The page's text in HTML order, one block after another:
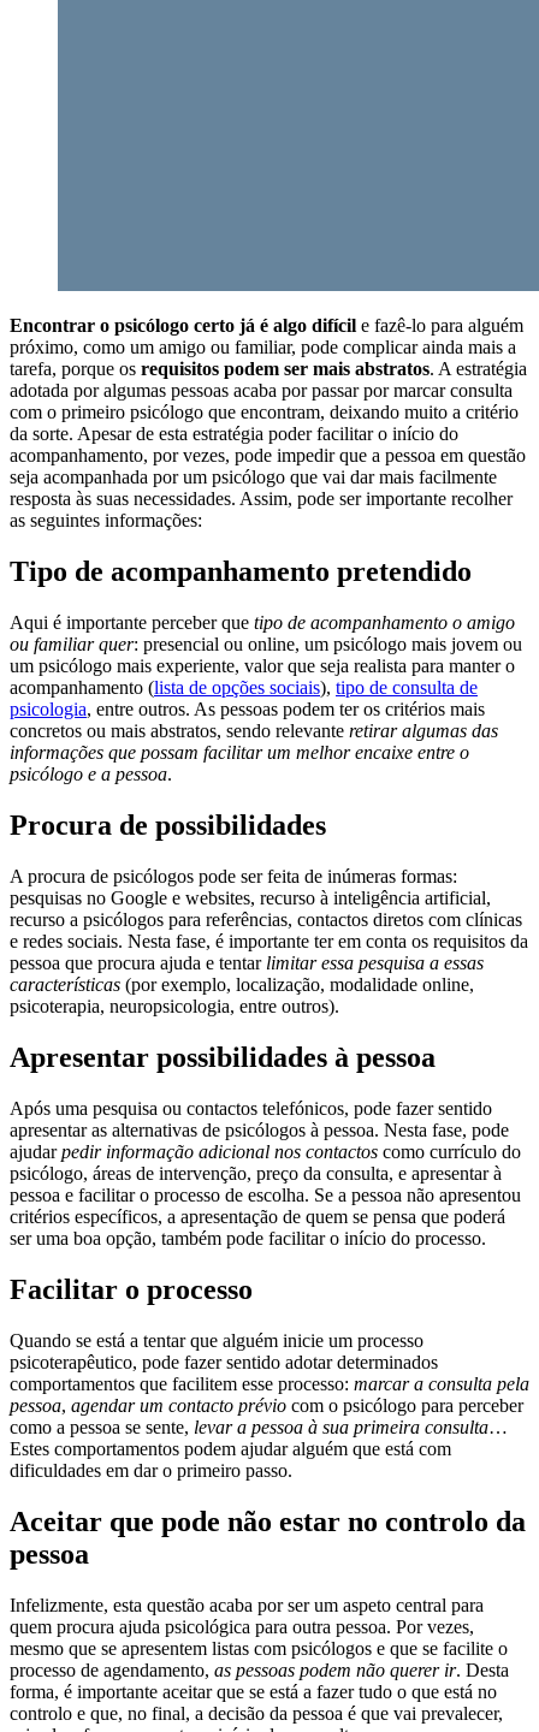
Encontrar o psicólogo certo já é algo difícil e fazê-lo para alguém
próximo, como um amigo ou familiar, pode complicar ainda mais a
tarefa, porque os requisitos podem ser mais abstratos. A estratégia
adotada por algumas pessoas acaba por passar por marcar consulta
com o primeiro psicólogo que encontram, deixando muito a critério
da sorte. Apesar de esta estratégia poder facilitar o início do
acompanhamento, por vezes, pode impedir que a pessoa em questão
seja acompanhada por um psicólogo que vai dar mais facilmente
resposta às suas necessidades. Assim, pode ser importante recolher
as seguintes informações:
Tipo de acompanhamento pretendido
Aqui é importante perceber que tipo de acompanhamento o amigo
ou familiar quer: presencial ou online, um psicólogo mais jovem ou
um psicólogo mais experiente, valor que seja realista para manter o
acompanhamento (lista de opções sociais), tipo de consulta de
psicologia, entre outros. As pessoas podem ter os critérios mais
concretos ou mais abstratos, sendo relevante retirar algumas das
informações que possam facilitar um melhor encaixe entre o
psicólogo e a pessoa.
Procura de possibilidades
A procura de psicólogos pode ser feita de inúmeras formas:
pesquisas no Google e websites, recurso à inteligência artificial,
recurso a psicólogos para referências, contactos diretos com clínicas
e redes sociais. Nesta fase, é importante ter em conta os requisitos da
pessoa que procura ajuda e tentar limitar essa pesquisa a essas
características (por exemplo, localização, modalidade online,
psicoterapia, neuropsicologia, entre outros).
Apresentar possibilidades à pessoa
Após uma pesquisa ou contactos telefónicos, pode fazer sentido
apresentar as alternativas de psicólogos à pessoa. Nesta fase, pode
ajudarpedir informação adicional nos contactos como currículo do
psicólogo, áreas de intervenção, preço da consulta, e apresentar à
pessoa e facilitar o processo de escolha. Se a pessoa não apresentou
critérios específicos, a apresentação de quem se pensa que poderá
ser uma boa opção, também pode facilitar o início do processo.
Facilitar o processo
Quando se está a tentar que alguém inicie um processo
psicoterapêutico, pode fazer sentido adotar determinados
comportamentos que facilitem esse processo: marcar a consulta pela
pessoa, agendar um contacto prévio com o psicólogo para perceber
como a pessoa se sente, levar a pessoa à sua primeira consulta…
Estes comportamentos podem ajudar alguém que está com
dificuldades em dar o primeiro passo.
Aceitar que pode não estar no controlo da
pessoa
Infelizmente, esta questão acaba por ser um aspeto central para
quem procura ajuda psicológica para outra pessoa. Por vezes,
mesmo que se apresentem listas com psicólogos e que se facilite o
processo de agendamento, as pessoas podem não querer ir. Desta
forma, é importante aceitar que se está a fazer tudo o que está no
controlo e que, no final, a decisão da pessoa é que vai prevalecer,